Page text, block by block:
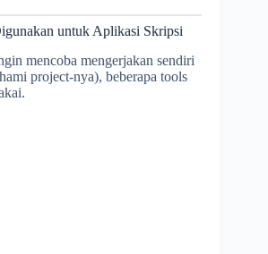
untuk Aplikasi Skripsi
mencoba mengerjakan sendiri
project-nya), beberapa tools